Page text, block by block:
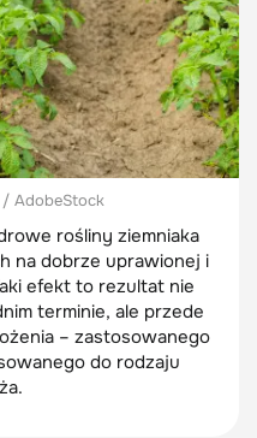
AdobeStock
rośliny ziemniaka
na dobrze uprawionej i
efekt to rezultat nie
terminie, ale przede
– zastosowanego
do rodzaju